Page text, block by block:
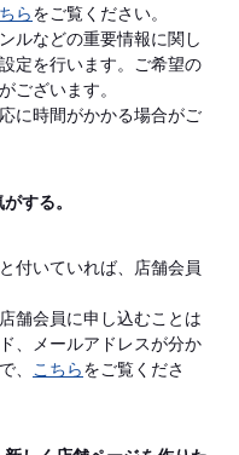
らをご覧ください。
ルなどの重要情報に関し
定を行います。ご希望の
ございます。
に時間がかかる場合がご
する。
付いていれば、店舗会員
舗会員に申し込むことは
、メールアドレスが分か
、
こちらをご覧くださ